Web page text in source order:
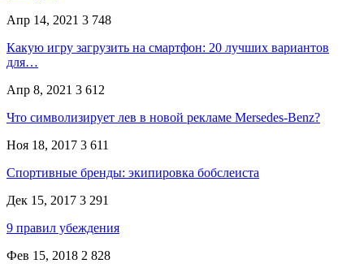
Апр 14, 2021 3 748
Какую игру загрузить на смартфон: 20 лучших вариантов
для…
Апр 8, 2021 3 612
Что символизирует лев в новой рекламе Mersedes-Benz?
Ноя 18, 2017 3 611
Спортивные бренды: экипировка бобслеиста
Дек 15, 2017 3 291
9 правил убеждения
Фев 15, 2018 2 828